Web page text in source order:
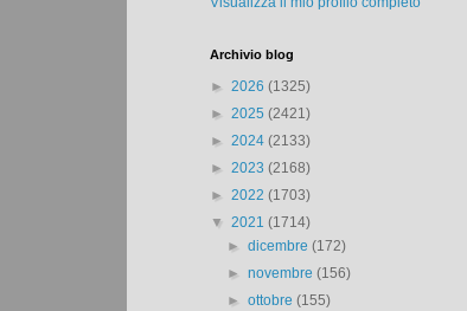
Archivio blog
► 2026 (1325)
► 2025 (2421)
► 2024 (2133)
► 2023 (2168)
► 2022 (1703)
▼ 2021 (1714)
►dicembre(172)
►novembre(156)
►ottobre(155)